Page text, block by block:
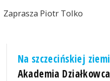
Zaprasza Piotr Tolko
Na szczecińskiej ziemi
Akademia Działkowca